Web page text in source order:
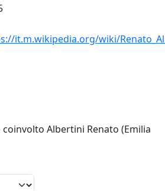
it.m.wikipedia.org/wiki/
coinvolto Albertini Renato (Emilia